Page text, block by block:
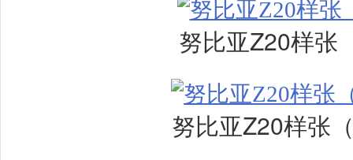
努比亚Z20样张
努比亚Z20样张